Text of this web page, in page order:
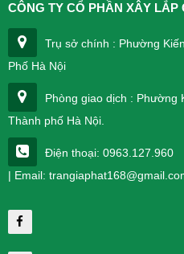
CÔNG TY CỔ PHẦN XÂY
Trụ sở chính : Phường
Phố Hà Nội
Phòng giao dịch : Phường
Thành phố Hà Nội.
Điện thoại: 0963.127.960
| Email: